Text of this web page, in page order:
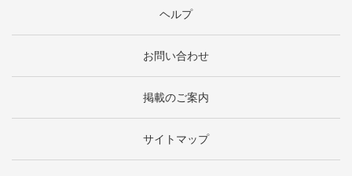
ヘルプ
お問い合わせ
掲載のご案内
サイトマップ